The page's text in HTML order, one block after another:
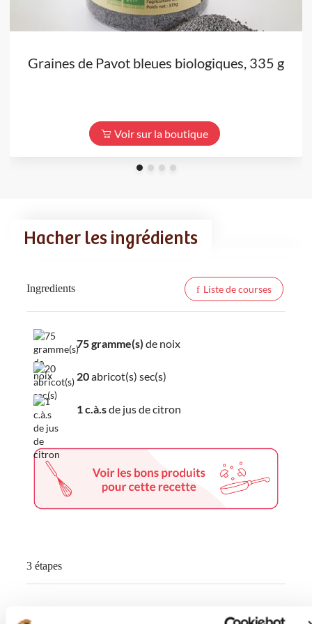
Graines de Pavot bleues biologiques, 335 g
Voir sur la boutique
Hacher les ingrédients
Ingredients Liste de courses
75 gramme(s) de noix
20abricot(s) sec(s)
1 c.à.sde jus de citron
3 étapes